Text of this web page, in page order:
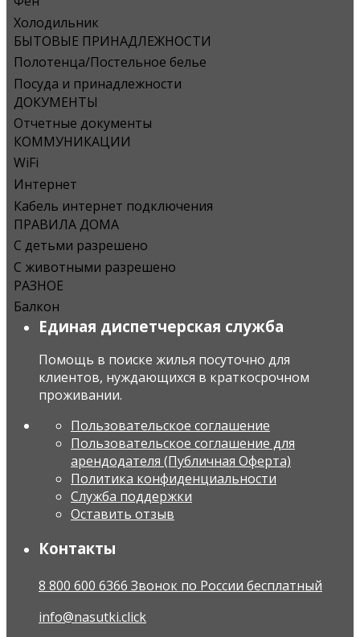
Холодильник
БЫТОВЫЕ ПРИНАДЛЕЖНОСТИ
Полотенца/Постельное белье
Посуда и принадлежности
ДОКУМЕНТЫ
Отчетные документы
КОММУНИКАЦИИ
WiFi
Интернет
Кабель интернет подключения
ПРАВИЛА ДОМА
С детьми разрешено
С животными разрешено
РАЗНОЕ
Балкон
Единая диспетчерская служба
Помощь в поиске жилья посуточно для
клиентов, нуждающихся в краткосрочном
проживании.
Пользовательское соглашение
Пользовательское соглашение для
арендодателя (Публичная Оферта)
Политика конфиденциальности
Служба поддержки
Оставить отзыв
Контакты
8 800 600 6366 Звонок по России бесплатный
info@nasutki.click